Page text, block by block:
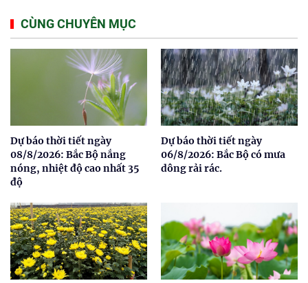
CÙNG CHUYÊN MỤC
Dự báo thời tiết ngày
08/8/2026: Bắc Bộ nắng
nóng, nhiệt độ cao nhất 35
độ
Dự báo thời tiết ngày
06/8/2026: Bắc Bộ có mưa
dông rải rác.